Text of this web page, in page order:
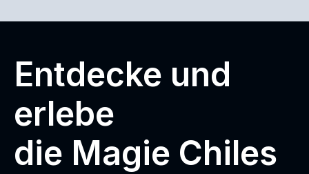
Entdecke und
erlebe
die Magie Chiles